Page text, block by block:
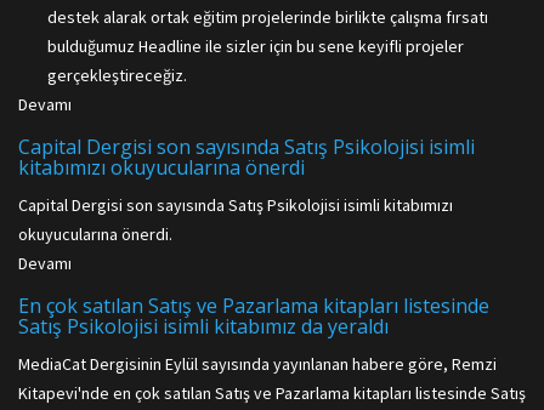
destek alarak ortak eğitim projelerinde birlikte çalışma fırsatı
bulduğumuz Headline ile sizler için bu sene keyifli projeler
gerçekleştireceğiz.
Devamı
Capital Dergisi son sayısında Satış Psikolojisi isimli
kitabımızı okuyucularına önerdi
Capital Dergisi son sayısında Satış Psikolojisi isimli kitabımızı
okuyucularına önerdi.
Devamı
En çok satılan Satış ve Pazarlama kitapları listesinde
Satış Psikolojisi isimli kitabımız da yeraldı
MediaCat Dergisinin Eylül sayısında yayınlanan habere göre, Remzi
Kitapevi'nde en çok satılan Satış ve Pazarlama kitapları listesinde Satış